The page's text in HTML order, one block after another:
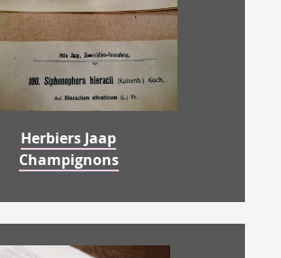
Herbiers Jaap
Champignons